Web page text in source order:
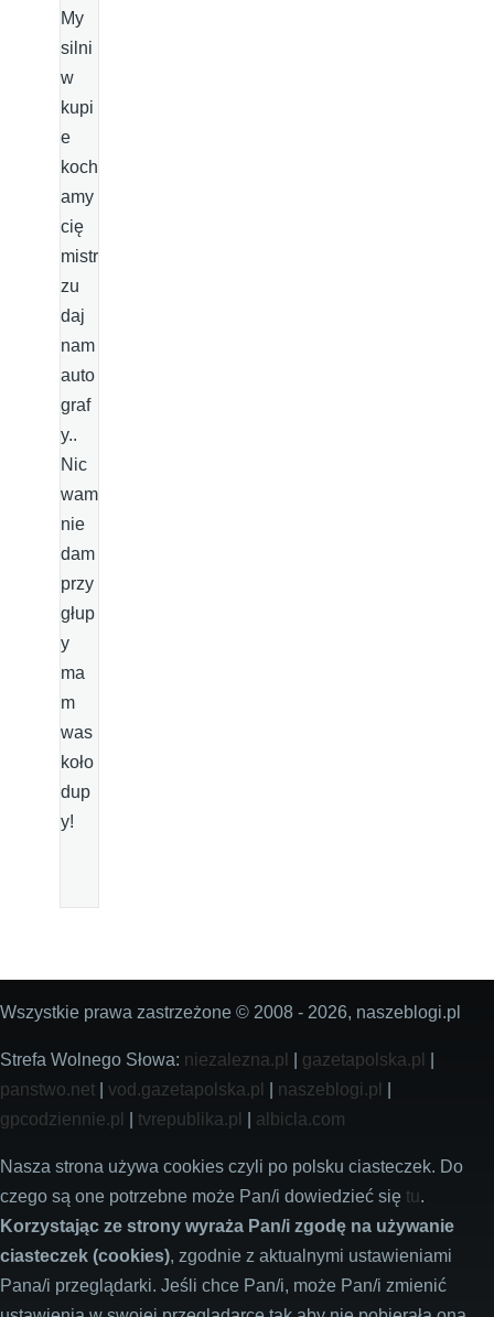
My
silni
w
kupi
e
koch
amy
cię
mistr
zu
daj
nam
auto
graf
y..
Nic
wam
nie
dam
przy
głup
y
ma
m
was
koło
dup
y!
Wszystkie prawa zastrzeżone © 2008 - 2026, naszeblogi.pl
Strefa Wolnego Słowa: niezalezna.pl gazetapolska.pl
panstwo.net
vod.gazetapolska.pl naszeblogi.pl
gpcodziennie.pl
tvrepublika.pl albicla.com
Nasza strona używa cookies czyli po polsku ciasteczek. Do
czego są one potrzebne może Pan/i dowiedzieć się tu.
Korzystając ze strony wyraża Pan/i zgodę na używanie
ciasteczek (cookies), zgodnie z aktualnymi ustawieniami
Pana/i przeglądarki. Jeśli chce Pan/i, może Pan/i zmienić